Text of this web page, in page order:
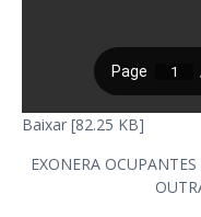
Baixar [82.25 KB]
EXONERA